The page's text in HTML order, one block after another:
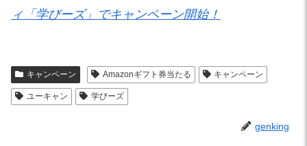
ィ「学びーズ」でキャンペーン開始！
キャンペーン Amazonギフト券当たる キャンペーン
ユーキャン 学びーズ
genking